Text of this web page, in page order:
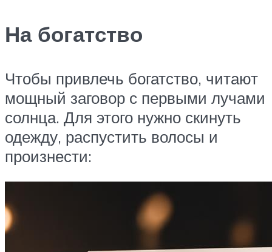
На богатство
Чтобы привлечь богатство, читают
мощный заговор с первыми лучами
солнца. Для этого нужно скинуть
одежду, распустить волосы и
произнести: